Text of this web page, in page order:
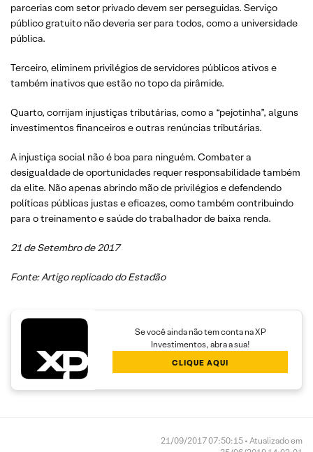
parcerias com setor privado devem ser perseguidas. Serviço
público gratuito não deveria ser para todos, como a universidade
pública.
Terceiro, eliminem privilégios de servidores públicos ativos e
também inativos que estão no topo da pirâmide.
Quarto, corrijam injustiças tributárias, como a “pejotinha”, alguns
investimentos financeiros e outras renúncias tributárias.
A injustiça social não é boa para ninguém. Combater a
desigualdade de oportunidades requer responsabilidade também
da elite. Não apenas abrindo mão de privilégios e defendendo
políticas públicas justas e eficazes, como também contribuindo
para o treinamento e saúde do trabalhador de baixa renda.
21 de Setembro de 2017
Fonte: Artigo replicado do Estadão
Se você ainda não tem conta na XP
Investimentos, abra a sua!
CLIQUE AQUI
21/09/2017 07:50:15 • Atualizado em